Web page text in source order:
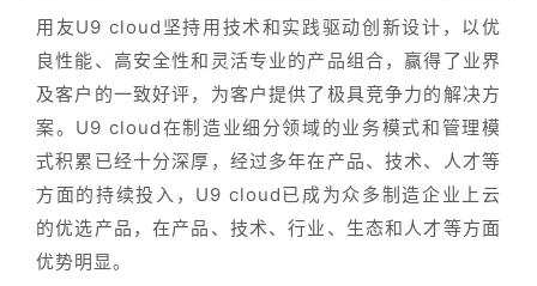
用友U9 cloud坚持用技术和实践驱动创新设计，以优
良性能、高安全性和灵活专业的产品组合，赢得了业界
及客户的一致好评，为客户提供了极具竞争力的解决方
案。U9 cloud在制造业细分领域的业务模式和管理模
式积累已经十分深厚，经过多年在产品、技术、人才等
方面的持续投入，U9 cloud已成为众多制造企业上云
的优选产品，在产品、技术、行业、生态和人才等方面
优势明显。